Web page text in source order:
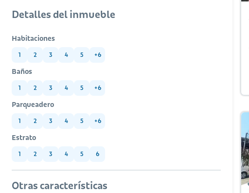
Detalles del inmueble
Habitaciones
1 2 3 4 5 +6
Baños
1 2 3 4 5 +6
Parqueadero
1 2 3 4 5 +6
Estrato
1 2 3 4 5 6
Otras características